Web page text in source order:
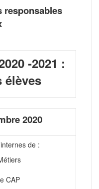
responsables
-2021 :
élèves
2020
de :
CAP